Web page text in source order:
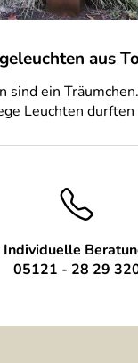
aus
sind ein Träumchen.
Leuchten
Individuelle
05121 - 28 29